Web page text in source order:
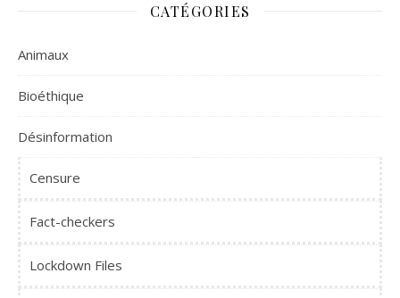
CATÉGORIES
Animaux
Bioéthique
Désinformation
Censure
Fact-checkers
Lockdown Files